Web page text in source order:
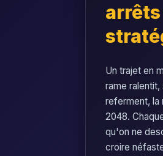
Un trajet en
rame
referment, la
2048.
qu'on ne
croire